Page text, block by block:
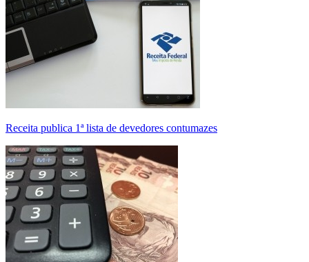
Receita publica 1ª lista de devedores contumazes